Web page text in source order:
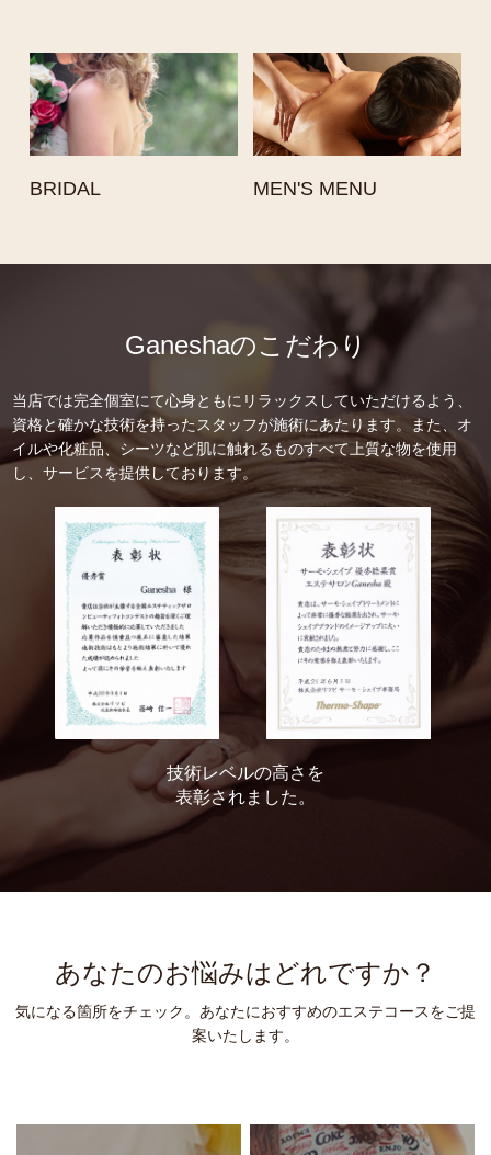
BRIDAL MEN'S MENU
Ganeshaのこだわり
当店では完全個室にて心身ともにリラックスしていただけるよう、
資格と確かな技術を持ったスタッフが施術にあたります。また、オ
イルや化粧品、シーツなど肌に触れるものすべて上質な物を使用
し、サービスを提供しております。
技術レベルの高さを
表彰されました。
あなたのお悩みはどれですか？
気になる箇所をチェック。あなたにおすすめのエステコースをご提
案いたします。